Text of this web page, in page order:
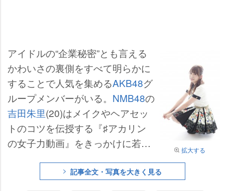
拡大する
アイドルの“企業秘密”とも言える
かわいさの裏側をすべて明らかに
することで人気を集めるAKB48グ
ループメンバーがいる。 NMB48の
吉田朱里(20)はメイクやヘアセッ
トのコツを伝授する『♯アカリン
の女子力動画』をきっかけに若い
ャンネル登録者数は30万人を突破
(7月23日現在)。ファーストフォト
記事全文・写真を大きく見る